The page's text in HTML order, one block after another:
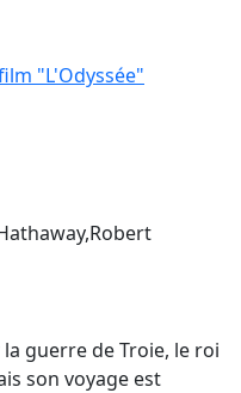
"L'Odyssée"
guerre de Troie, le roi
son voyage est